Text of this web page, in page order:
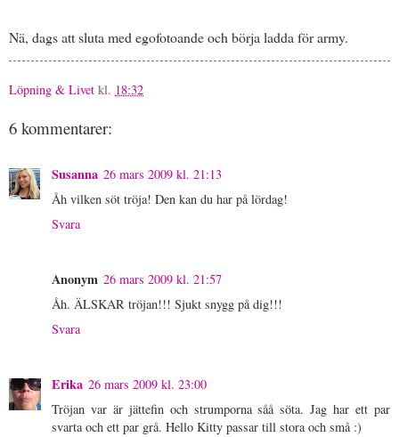
Nä, dags att sluta med egofotoande och börja ladda för army.
Löpning & Livet kl. 18:32
6 kommentarer:
Susanna 26 mars 2009 kl. 21:13
Åh vilken söt tröja! Den kan du har på lördag!
Svara
Anonym 26 mars 2009 kl. 21:57
Åh. ÄLSKAR tröjan!!! Sjukt snygg på dig!!!
Svara
Erika 26 mars 2009 kl. 23:00
Tröjan var är jättefin och strumporna såå söta. Jag har ett par
svarta och ett par grå. Hello Kitty passar till stora och små :)